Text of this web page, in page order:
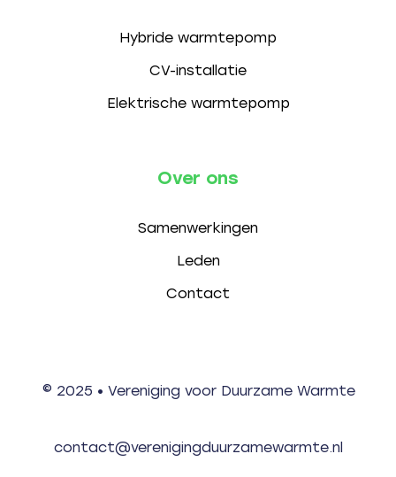
Hybride warmtepomp
CV-installatie
Elektrische warmtepomp
Over ons
Samenwerkingen
Leden
Contact
© 2025 • Vereniging voor Duurzame Warmte
contact@verenigingduurzamewarmte.nl